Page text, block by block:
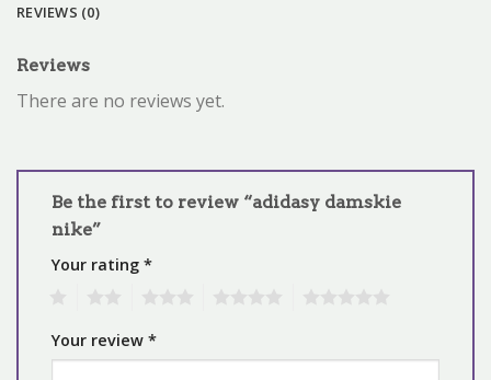
REVIEWS (0)
Reviews
There are no reviews yet.
Be the first to review “adidasy damskie
nike”
Your rating *
Your review *